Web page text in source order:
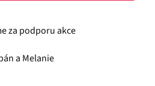
za podporu akce
a Melanie